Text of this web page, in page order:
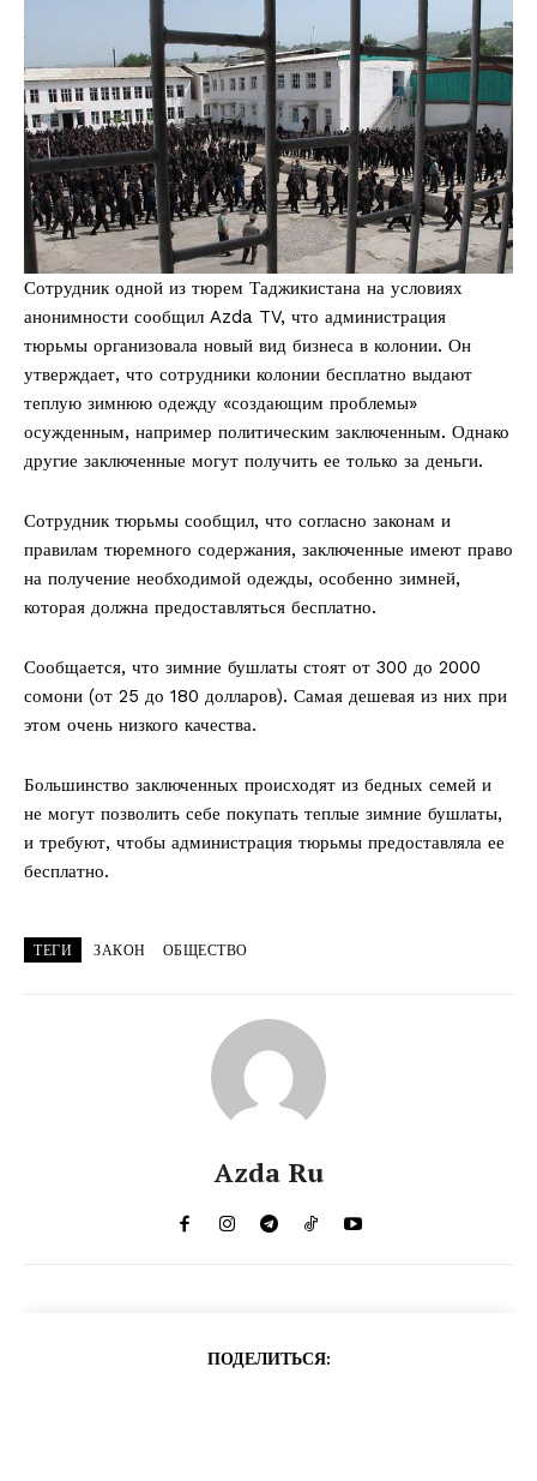
Сотрудник одной из тюрем Таджикистана на условиях
анонимности сообщил Azda TV, что администрация
тюрьмы организовала новый вид бизнеса в колонии. Он
утверждает, что сотрудники колонии бесплатно выдают
теплую зимнюю одежду «создающим проблемы»
осужденным, например политическим заключенным. Однако
другие заключенные могут получить ее только за деньги.
Сотрудник тюрьмы сообщил, что согласно законам и
правилам тюремного содержания, заключенные имеют право
на получение необходимой одежды, особенно зимней,
которая должна предоставляться бесплатно.
Сообщается, что зимние бушлаты стоят от 300 до 2000
сомони (от 25 до 180 долларов). Самая дешевая из них при
этом очень низкого качества.
Большинство заключенных происходят из бедных семей и
не могут позволить себе покупать теплые зимние бушлаты,
и требуют, чтобы администрация тюрьмы предоставляла ее
бесплатно.
ТЕГИ ЗАКОН ОБЩЕСТВО
Azda Ru
ПОДЕЛИТЬСЯ: